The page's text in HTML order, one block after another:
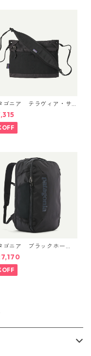
ゴニア テラヴィア・サ
シュ 3L (カラー Black)
Terravia Sacoche
3L 日本正規品 製品番号
ゴニア ブラックホー
ミニ・MLC 30L (カラー
Black Hole
MLC® 30L 日本正規
品番号 49266